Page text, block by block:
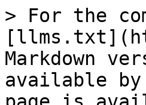
> For the
Markdown
available by